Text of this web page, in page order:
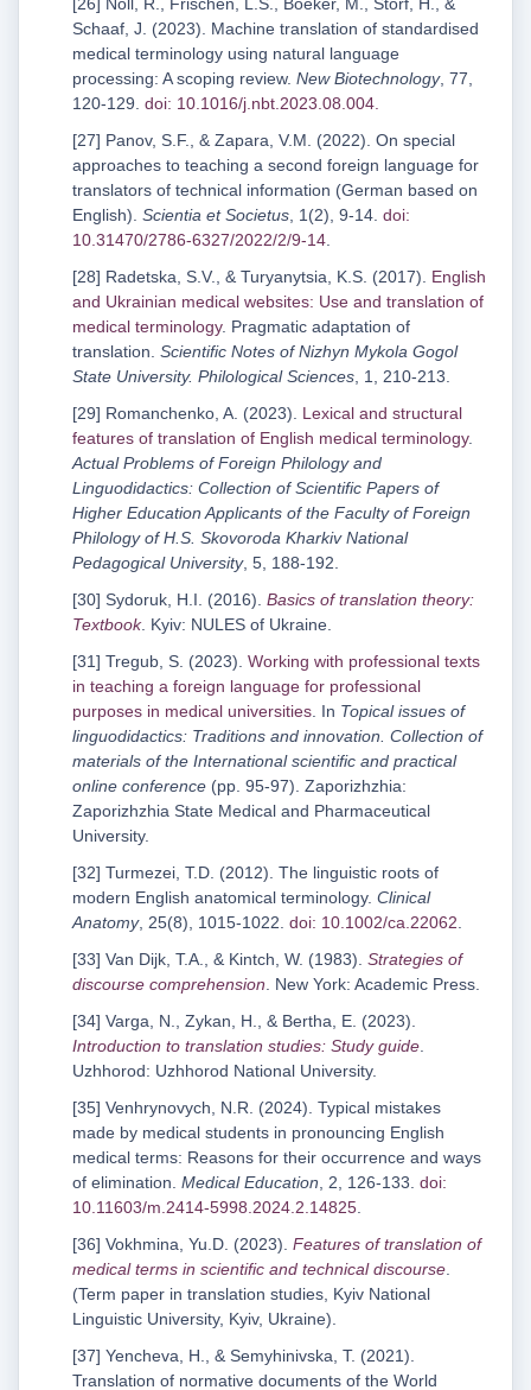
Schaaf, J. (2023). Machine translation of standardised
medical terminology using natural language
processing: A scoping review.New Biotechnology, 77,
120-129.doi: 10.1016/j.nbt.2023.08.004.
[27] Panov, S.F., & Zapara, V.M. (2022). On special
approaches to teaching a second foreign language for
translators of technical information (German based on
English).Scientia et Societus , 1(2), 9-14.doi:
10.31470/2786-6327/2022/2/9-14
[28] Radetska, S.V., & Turyanytsia, K.S. (2017). English
and Ukrainian medical websites: Use and translation of
medical terminology. Pragmatic adaptation of
translation.Scientific Notes of Nizhyn Mykola Gogol
State University. Philological Sciences , 1, 210-213.
[29] Romanchenko, A. (2023). Lexical and structural
features of translation of English medical terminology.
Actual Problems of Foreign Philology and
Linguodidactics: Collection of Scientific Papers of
Higher Education Applicants of the Faculty of Foreign
Philology of H.S. Skovoroda Kharkiv National
Pedagogical University, 5, 188-192.
[30] Sydoruk, H.I. (2016).Basics of translation theory:
Textbook. Kyiv: NULES of Ukraine.
[31] Tregub, S. (2023).Working with professional texts
in teaching a foreign language for professional
purposes in medical universities . In Topical issues of
linguodidactics: Traditions and innovation. Collection of
materials of the International scientific and practical
online conference (pp. 95-97). Zaporizhzhia:
Zaporizhzhia State Medical and Pharmaceutical
University.
[32] Turmezei, T.D. (2012). The linguistic roots of
modern English anatomical terminology.Clinical
Anatomy, 25(8), 1015-1022.doi: 10.1002/ca.22062
[33] Van Dijk, T.A., & Kintch, W. (1983).Strategies of
discourse comprehension . New York: Academic Press.
[34] Varga, N., Zykan, H., & Bertha, E. (2023).
Introduction to translation studies: Study guide
Uzhhorod: Uzhhorod National University.
[35] Venhrynovych, N.R. (2024). Typical mistakes
made by medical students in pronouncing English
medical terms: Reasons for their occurrence and ways
of elimination.Medical Education , 2, 126-133.doi:
10.11603/m.2414-5998.2024.2.14825
[36] Vokhmina, Yu.D. (2023).Features of translation of
medical terms in scientific and technical discourse
(Term paper in translation studies, Kyiv National
Linguistic University, Kyiv, Ukraine).
[37] Yencheva, H., & Semyhinivska, T. (2021).
Translation of normative documents of the World